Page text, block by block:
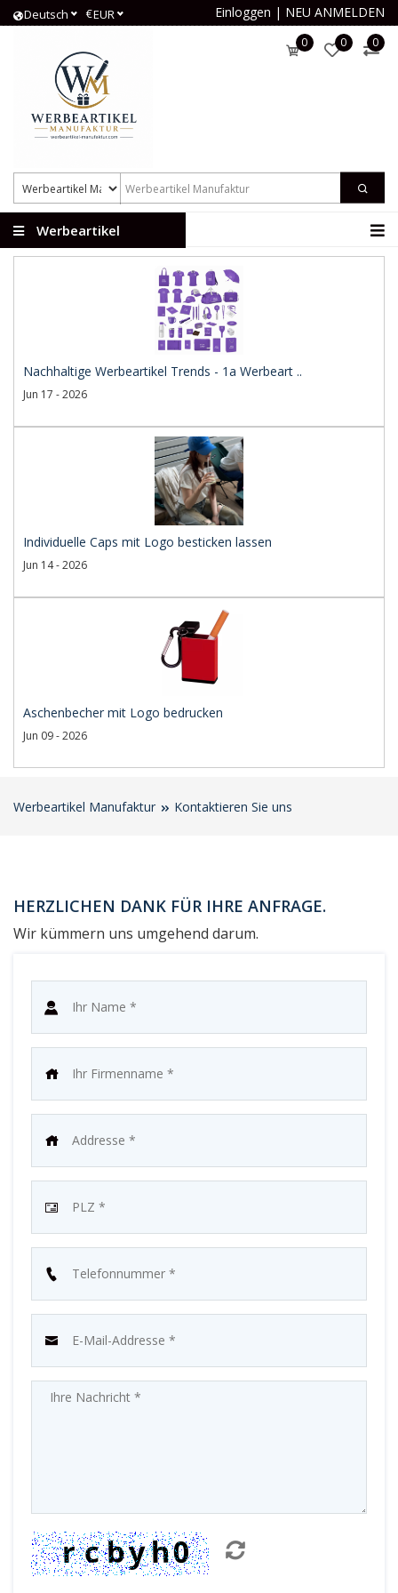
Deutsch €EUR Einloggen | NEU ANMELDEN
0 0 0
Werbeartikel
Nachhaltige Werbeartikel Trends - 1a Werbeart ..
Jun 17 - 2026
Individuelle Caps mit Logo besticken lassen
Jun 14 - 2026
Aschenbecher mit Logo bedrucken
Jun 09 - 2026
Werbeartikel Manufaktur Kontaktieren Sie uns
HERZLICHEN DANK FÜR IHRE ANFRAGE.
Wir kümmern uns umgehend darum.